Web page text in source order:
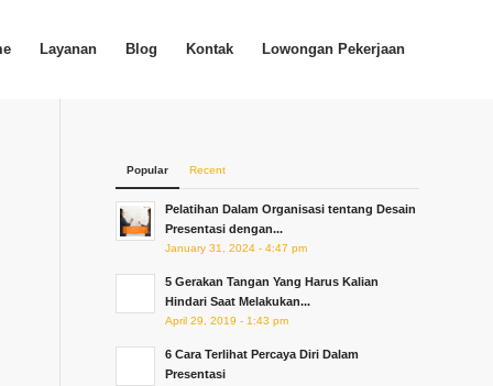
Layanan Blog Kontak Lowongan Pekerjaan
Popular Recent
Pelatihan Dalam Organisasi tentang Desain
Presentasi dengan...
January 31, 2024 - 4:47 pm
5 Gerakan Tangan Yang Harus Kalian
Hindari Saat Melakukan...
April 29, 2019 - 1:43 pm
6 Cara Terlihat Percaya Diri Dalam
Presentasi